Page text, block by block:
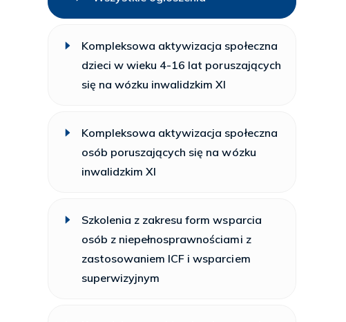
Kompleksowa aktywizacja społeczna
dzieci w wieku 4-16 lat poruszających
się na wózku inwalidzkim XI
Kompleksowa aktywizacja społeczna
osób poruszających się na wózku
inwalidzkim XI
Szkolenia z zakresu form wsparcia
osób z niepełnosprawnościami z
zastosowaniem ICF i wsparciem
superwizyjnym